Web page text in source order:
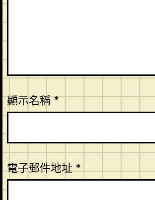
顯示名稱*
電子郵件地址*